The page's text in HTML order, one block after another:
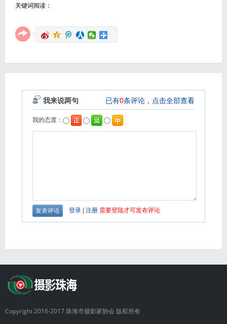
关键词阅读：
Copyright 2016-2017 珠海市摄影家协会 版权所有